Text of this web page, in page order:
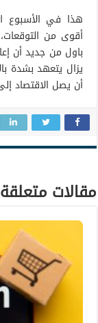
هذا في الأسبوع
أقوى من
باول من جديد أن
يزال يتعهد بشدة
أن يصل الاقتصاد
مقالات متعلقة